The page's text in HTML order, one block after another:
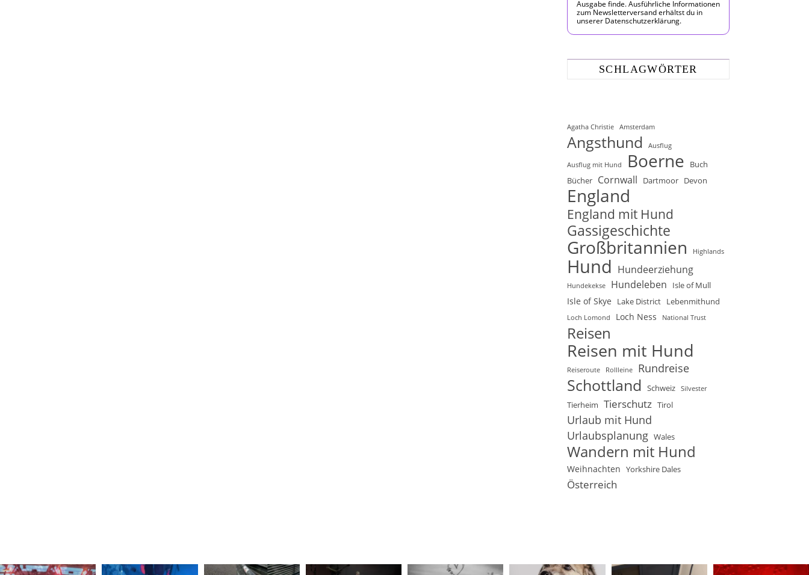
Ausgabe finde. Ausführliche Informationen
zum Newsletterversand erhältst du in
unserer Datenschutzerklärung.
SCHLAGWÖRTER
Agatha Christie Amsterdam
Angsthund Ausflug
Ausflug mit Hund Boerne
Buch
Bücher Cornwall Dartmoor Devon
England
England mit Hund
Gassigeschichte
Großbritannien Highlands
Hund Hundeerziehung
Hundekekse Hundeleben Isle of Mull
Isle of Skye Lake District Lebenmithund
Loch Lomond Loch Ness National Trust
Reisen
Reisen mit Hund
Reiseroute Rollleine Rundreise
Schottland Schweiz Silvester
Tierheim Tierschutz Tirol
Urlaub mit Hund
Urlaubsplanung Wales
Wandern mit Hund
Weihnachten Yorkshire Dales
Österreich